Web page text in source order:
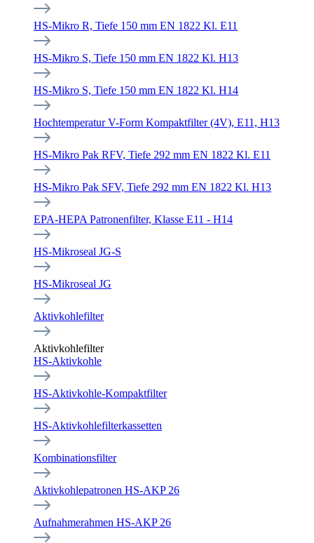
HS-Mikro R, Tiefe 150 mm EN 1822 Kl. E11
HS-Mikro S, Tiefe 150 mm EN 1822 Kl. H13
HS-Mikro S, Tiefe 150 mm EN 1822 Kl. H14
Hochtemperatur V-Form Kompaktfilter (4V), E11, H13
HS-Mikro Pak RFV, Tiefe 292 mm EN 1822 Kl. E11
HS-Mikro Pak SFV, Tiefe 292 mm EN 1822 Kl. H13
EPA-HEPA Patronenfilter, Klasse E11 - H14
HS-Mikroseal JG-S
HS-Mikroseal JG
Aktivkohlefilter
Aktivkohlefilter
HS-Aktivkohle
HS-Aktivkohle-Kompaktfilter
HS-Aktivkohlefilterkassetten
Kombinationsfilter
Aktivkohlepatronen HS-AKP 26
Aufnahmerahmen HS-AKP 26